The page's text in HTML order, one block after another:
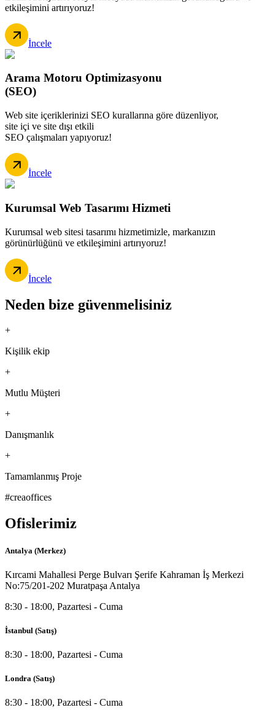
etkileşimini artırıyoruz!
İncele
Arama Motoru Optimizasyonu
(SEO)
Web site içeriklerinizi SEO kurallarına göre düzenliyor,
site içi ve site dışı etkili
SEO çalışmaları yapıyoruz!
İncele
Kurumsal Web Tasarımı Hizmeti
Kurumsal web sitesi tasarımı hizmetimizle, markanızın
görünürlüğünü ve etkileşimini artırıyoruz!
İncele
Neden bize güvenmelisiniz
+
Kişilik ekip
+
Mutlu Müşteri
+
Danışmanlık
+
Tamamlanmış Proje
#creaoffices
Ofislerimiz
Antalya (Merkez)
Kırcami Mahallesi Perge Bulvarı Şerife Kahraman İş Merkezi
No:75/201-202 Muratpaşa Antalya
8:30 - 18:00, Pazartesi - Cuma
İstanbul (Satış)
8:30 - 18:00, Pazartesi - Cuma
Londra (Satış)
8:30 - 18:00, Pazartesi - Cuma